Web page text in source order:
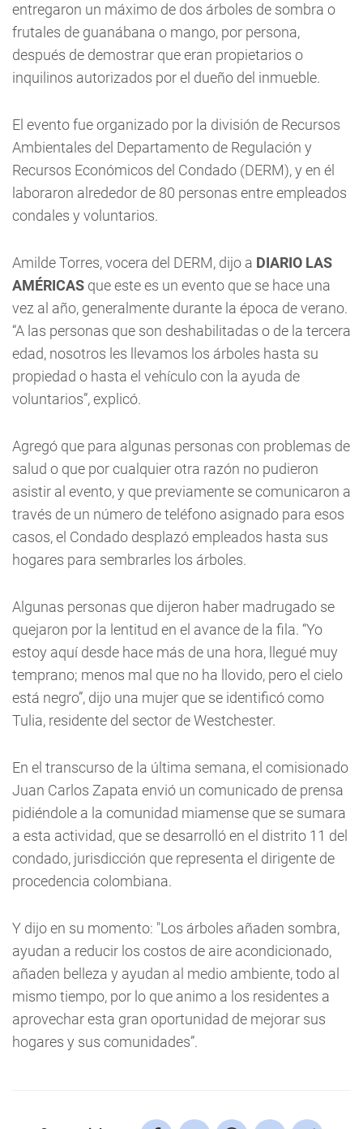
entregaron un máximo de dos árboles de sombra o
frutales de guanábana o mango, por persona,
después de demostrar que eran propietarios o
inquilinos autorizados por el dueño del inmueble.
El evento fue organizado por la división de Recursos
Ambientales del Departamento de Regulación y
Recursos Económicos del Condado (DERM), y en él
laboraron alrededor de 80 personas entre empleados
condales y voluntarios.
Amilde Torres, vocera del DERM, dijo a DIARIO LAS
AMÉRICAS que este es un evento que se hace una
vez al año, generalmente durante la época de verano.
“A las personas que son deshabilitadas o de la tercera
edad, nosotros les llevamos los árboles hasta su
propiedad o hasta el vehículo con la ayuda de
voluntarios”, explicó.
Agregó que para algunas personas con problemas de
salud o que por cualquier otra razón no pudieron
asistir al evento, y que previamente se comunicaron a
través de un número de teléfono asignado para esos
casos, el Condado desplazó empleados hasta sus
hogares para sembrarles los árboles.
Algunas personas que dijeron haber madrugado se
quejaron por la lentitud en el avance de la fila. “Yo
estoy aquí desde hace más de una hora, llegué muy
temprano; menos mal que no ha llovido, pero el cielo
está negro”, dijo una mujer que se identificó como
Tulia, residente del sector de Westchester.
En el transcurso de la última semana, el comisionado
Juan Carlos Zapata envió un comunicado de prensa
pidiéndole a la comunidad miamense que se sumara
a esta actividad, que se desarrolló en el distrito 11 del
condado, jurisdicción que representa el dirigente de
procedencia colombiana.
Y dijo en su momento: "Los árboles añaden sombra,
ayudan a reducir los costos de aire acondicionado,
añaden belleza y ayudan al medio ambiente, todo al
mismo tiempo, por lo que animo a los residentes a
aprovechar esta gran oportunidad de mejorar sus
hogares y sus comunidades”.